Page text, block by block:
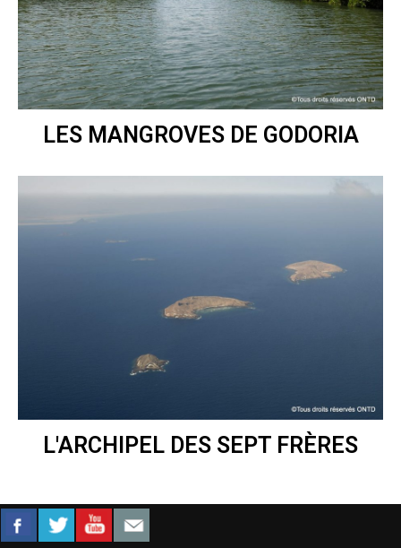
LES MANGROVES DE GODORIA
L'ARCHIPEL DES SEPT FRÈRES